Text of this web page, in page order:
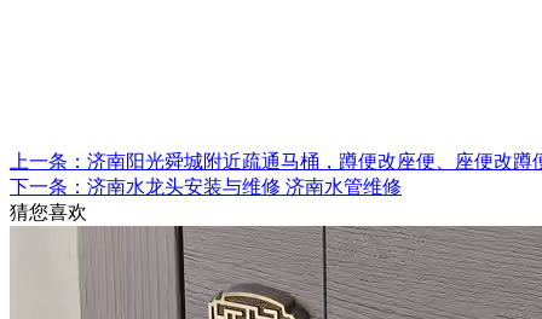
上一条：济南阳光舜城附近疏通马桶，蹲便改座便、座便改蹲
下一条：济南水龙头安装与维修 济南水管维修
猜您喜欢